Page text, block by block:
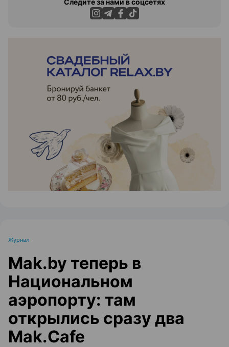
Следите за нами в соцсетях
ЭФФЕКТИВНАЯ РЕКЛАМА НА САЙТЕ
Журнал
Mak.by теперь в
Национальном
аэропорту: там
открылись сразу два
Mak.Cafe